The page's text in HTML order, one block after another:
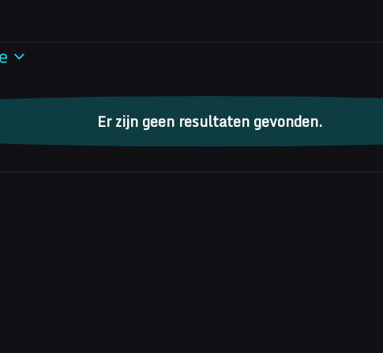
Bericht
Er zijn geen resultaten gevonden.